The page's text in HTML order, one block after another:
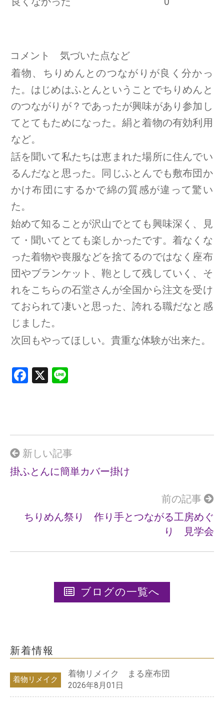
コメント 気づいた点など
着物、ちりめんとのつながりが良く分かっ
た。はじめはふとんということでちりめんと
のつながりが？であったが興味があり参加し
てとてもためになった。絹と着物の有効利用
など。
話を聞いて私たちは恵まれた場所に住んでい
るんだなと思った。同じふとんでも敷布団か
かけ布団にするかで綿の質感が違って驚い
た。
始めて知ることが沢山でとても興味深く、見
て・聞いてとても楽しかったです。着なくな
った着物や喪服などを捨てるのではなく座布
団やブランケット、鞄として残していく、そ
れをこちらの石堂さんが全国から注文を受け
ておられて凄いと思った、誇れる職だなと感
じました。
次回もやってほしい。貴重な体験が出来た。
F
o
o
k
X Li
新しい記事
掛ふとんに簡単カバー掛け
前の記事
ちりめん祭り 作り手とつながる工房めぐ
り 見学会
ブログの一覧へ
新着情報
着物リメイク
着物リメイク まる座布団
2026年8月01日